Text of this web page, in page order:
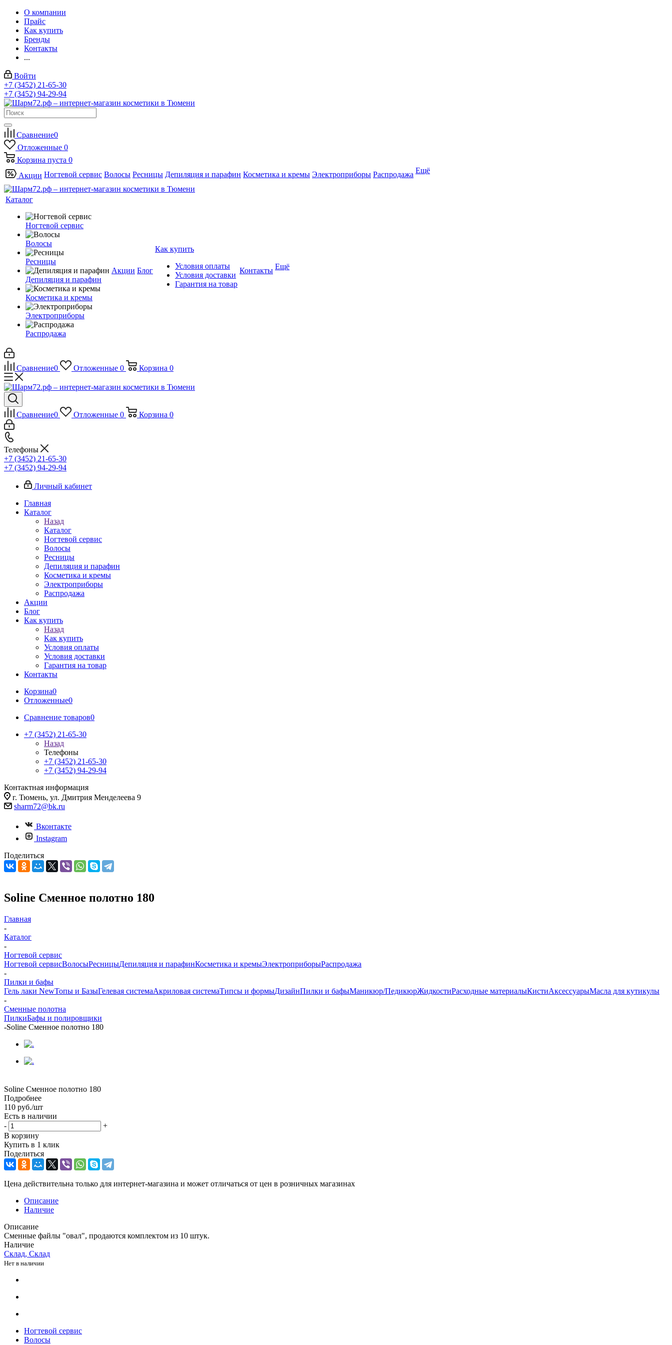
О компании
Прайс
Как купить
Бренды
Контакты
...
Войти
+7 (3452) 21-65-30
+7 (3452) 94-29-94
Сравнение0
Отложенные 0
Корзина пуста 0
Акции Ногтевой сервис Волосы Ресницы Депиляция и парафин Косметика и кремы Электроприборы Распродажа Ещё
Каталог
Ногтевой сервис
Волосы
Ресницы
Депиляция и парафин
Косметика и кремы
Электроприборы
Распродажа
Акции Блог
Как купить
Условия оплаты
Условия доставки
Гарантия на товар
Контакты Ещё
Сравнение0 Отложенные 0 Корзина 0
Сравнение0 Отложенные 0 Корзина 0
Телефоны
+7 (3452) 21-65-30
+7 (3452) 94-29-94
Личный кабинет
Главная
Каталог
Назад
Каталог
Ногтевой сервис
Волосы
Ресницы
Депиляция и парафин
Косметика и кремы
Электроприборы
Распродажа
Акции
Блог
Как купить
Назад
Как купить
Условия оплаты
Условия доставки
Гарантия на товар
Контакты
Корзина0
Отложенные0
Сравнение товаров0
+7 (3452) 21-65-30
Назад
Телефоны
+7 (3452) 21-65-30
+7 (3452) 94-29-94
Контактная информация
г. Тюмень, ул. Дмитрия Менделеева 9
sharm72@bk.ru
Вконтакте
Instagram
Поделиться
Soline Сменное полотно 180
Главная
-
Каталог
-
Ногтевой сервис
Ногтевой сервисВолосыРесницыДепиляция и парафинКосметика и кремыЭлектроприборыРаспродажа
-
Пилки и бафы
Гель лаки NewТопы и БазыГелевая системаАкриловая системаТипсы и формыДизайнПилки и бафыМаникюр/ПедикюрЖидкостиРасходные материалыКистиАксессуарыМасла для кутикулы
-
Сменные полотна
ПилкиБафы и полировщики
-Soline Сменное полотно 180
Soline Сменное полотно 180
Подробнее
110 руб./шт
Есть в наличии
-
+
В корзину
Купить в 1 клик
Поделиться
Цена действительна только для интернет-магазина и может отличаться от цен в розничных магазинах
Описание
Наличие
Описание
Сменные файлы "овал", продаются комплектом из 10 штук.
Наличие
Склад, Склад
Нет в наличии
Ногтевой сервис
Волосы